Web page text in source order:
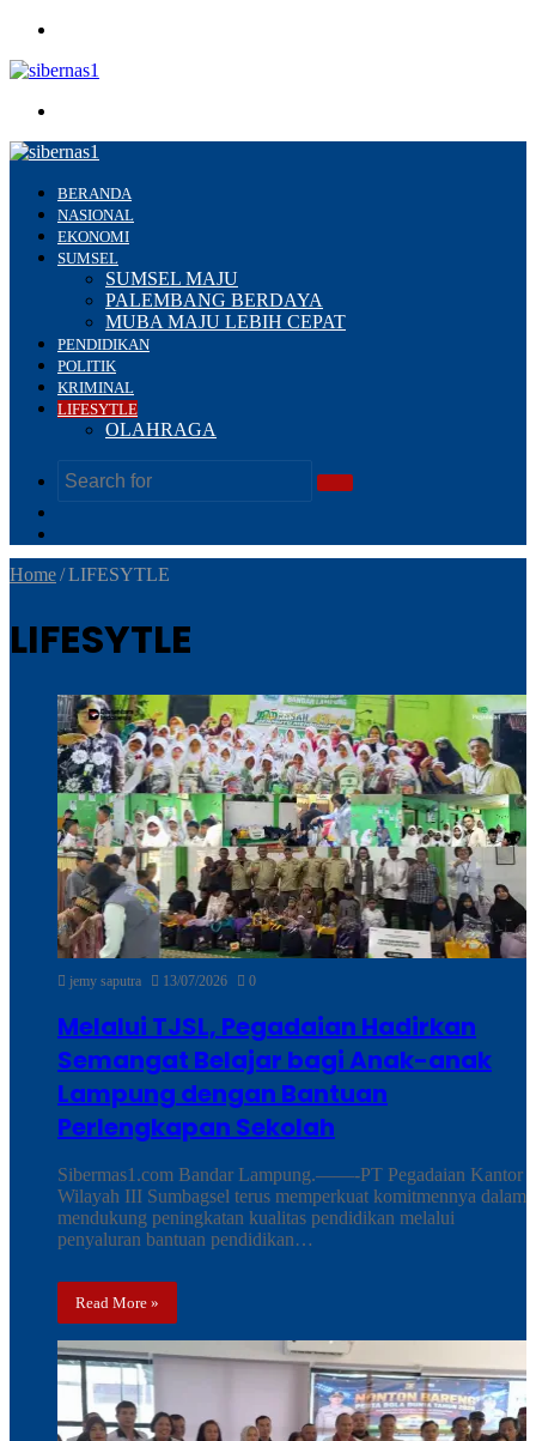
BERANDA
NASIONAL
EKONOMI
SUMSEL
SUMSEL MAJU
PALEMBANG BERDAYA
MUBA MAJU LEBIH CEPAT
PENDIDIKAN
POLITIK
KRIMINAL
LIFESYTLE
OLAHRAGA
Search
Home/LIFESYTLE
LIFESYTLE
jemy saputra 13/07/2026 0
Melalui TJSL, Pegadaian Hadirkan
Semangat Belajar bagi Anak-anak
Lampung dengan Bantuan
Perlengkapan Sekolah
Sibermas1.com Bandar Lampung.——-PT Pegadaian Kantor
Wilayah III Sumbagsel terus memperkuat komitmennya dalam
mendukung peningkatan kualitas pendidikan melalui
penyaluran bantuan pendidikan…
Read More »